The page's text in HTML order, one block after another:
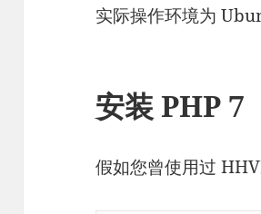
实际操作环境为
安装 PHP 7
假如您曾使用过